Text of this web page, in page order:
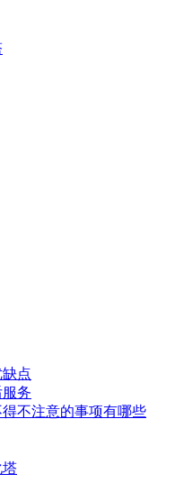
点
务
不注意的事项有哪些
塔